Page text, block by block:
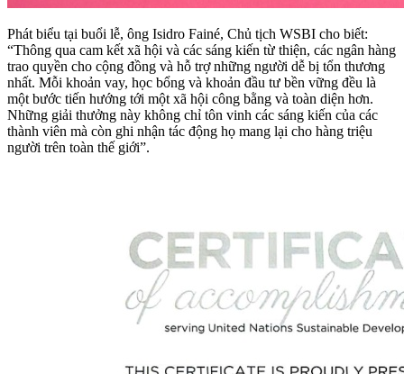
Phát biểu tại buổi lễ, ông Isidro Fainé, Chủ tịch WSBI cho biết:
“Thông qua cam kết xã hội và các sáng kiến từ thiện, các ngân hàng
trao quyền cho cộng đồng và hỗ trợ những người dễ bị tổn thương
nhất. Mỗi khoản vay, học bổng và khoản đầu tư bền vững đều là
một bước tiến hướng tới một xã hội công bằng và toàn diện hơn.
Những giải thưởng này không chỉ tôn vinh các sáng kiến của các
thành viên mà còn ghi nhận tác động họ mang lại cho hàng triệu
người trên toàn thế giới”.